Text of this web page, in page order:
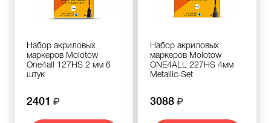
Набор акриловых
маркеров Molotow
One4all 127HS 2 мм 6
штук
2401
Набор акриловых
маркеров Molotow
ONE4ALL 227HS 4мм
Metallic-Set
3088